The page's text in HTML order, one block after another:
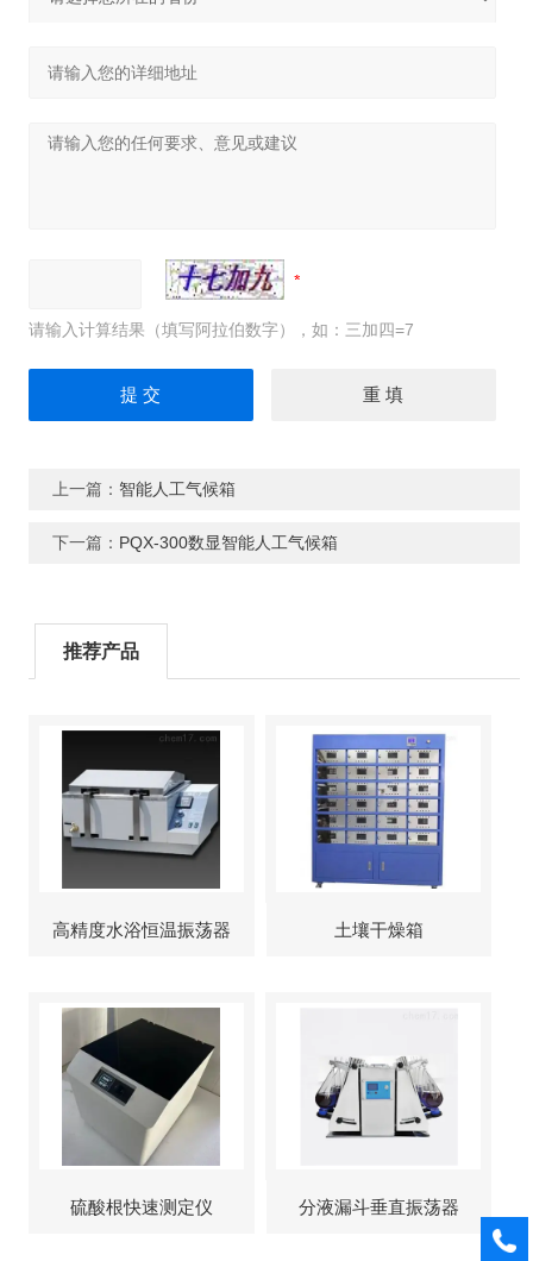
请输入计算结果（填写阿拉伯数字），如：三加四=7
上一篇： 智能人工气候箱
下一篇： PQX-300数显智能人工气候箱
推荐产品
高精度水浴恒温振荡器 土壤干燥箱
硫酸根快速测定仪 分液漏斗垂直振荡器